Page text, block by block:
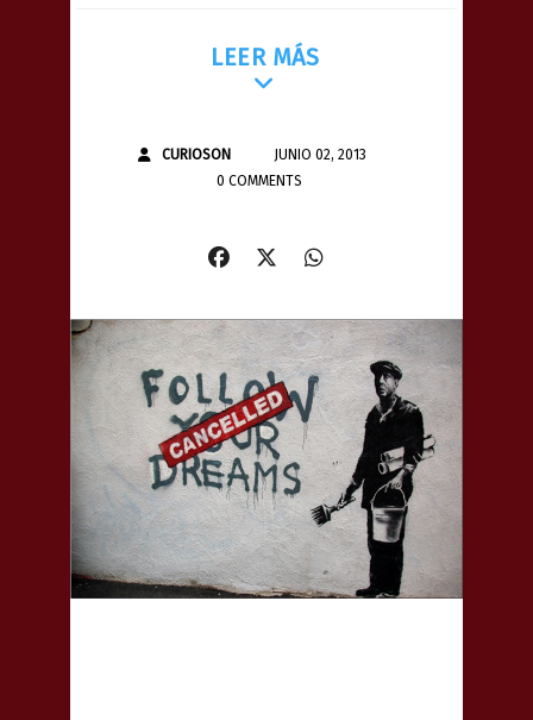
LEER MÁS
CURIOSON
JUNIO 02, 2013
0 COMMENTS